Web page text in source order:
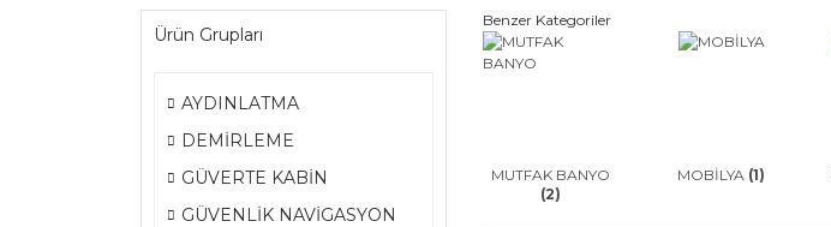
Ürün Grupları
AYDINLATMA
DEMİRLEME
GÜVERTE KABİN
GÜVENLİK NAVİGASYON
Benzer Kategoriler
MUTFAK BANYO
(2)
MOBİLYA (1)